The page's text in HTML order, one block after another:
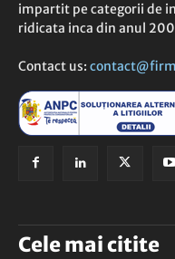
impartit pe categorii de
ridicata inca din anul
Contact us:
Cele mai citite